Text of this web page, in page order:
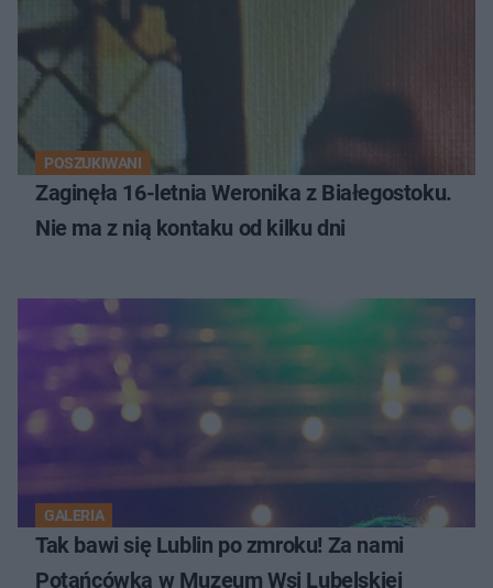
POSZUKIWANI
Zaginęła 16-letnia Weronika z Białegostoku.
Nie ma z nią kontaku od kilku dni
GALERIA
Tak bawi się Lublin po zmroku! Za nami
Potańcówka w Muzeum Wsi Lubelskiej